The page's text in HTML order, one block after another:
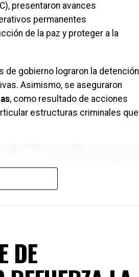
presentaron avances
permanentes
de la paz y proteger a la
gobierno lograron la detención
Asimismo, se aseguraron
, como resultado de acciones
estructuras criminales que
DE